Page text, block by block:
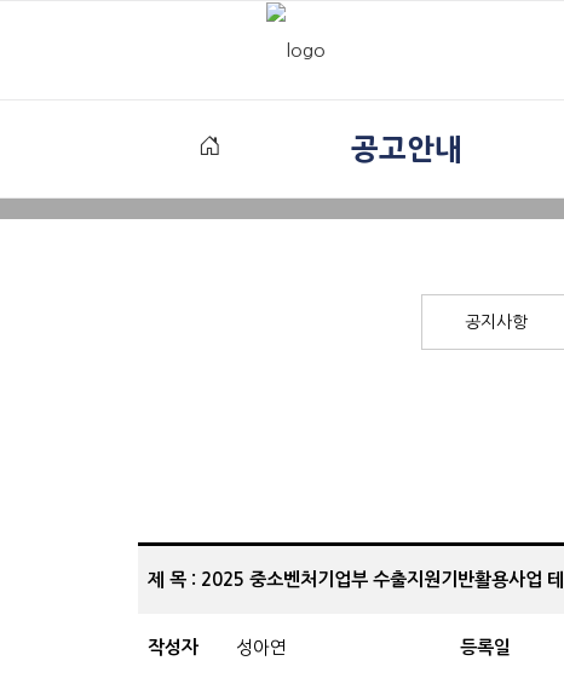
공고안내
공지사항
제 목 : 2025 중소벤처기업부 수출지원기반활용사업
작성자 성아연 등록일